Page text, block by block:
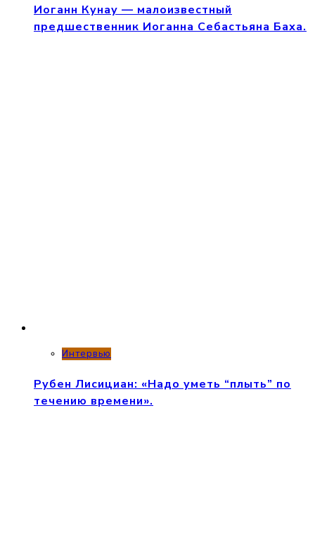
Иоганн Кунау — малоизвестный
предшественник Иоганна Себастьяна Баха.
Интервью
Рубен Лисициан: «Надо уметь “плыть” по
течению времени».